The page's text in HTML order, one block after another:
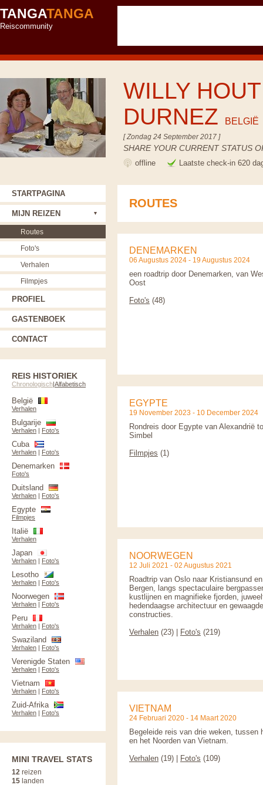
TANGATANGA
Reiscommunity
WILLY
DURNEZ
BELGIË
[ Zondag 24 September 2017 ]
SHARE YOUR CURRENT STATUS
offline Laatste check-in 620
ROUTES
DENEMARKEN
06 Augustus 2024 - 19 Augustus 2024
een roadtrip door Denemarken, van
Oost
Foto's (48)
EGYPTE
19 November 2023 - 10 December 2024
Rondreis door Egypte van Alexandrië
Simbel
Filmpjes (1)
NOORWEGEN
12 Juli 2021 - 02 Augustus 2021
Roadtrip van Oslo naar Kristiansund
Bergen, langs spectaculaire
kustlijnen en magnifieke fjorden,
hedendaagse architectuur en gewaagde
constructies.
Verhalen (23) | Foto's (219)
VIETNAM
24 Februari 2020 - 14 Maart 2020
Begeleide reis van drie weken, tussen
en het Noorden van Vietnam.
Verhalen (19) | Foto's (109)
STARTPAGINA
MIJN REIZEN
Routes
Foto's
Verhalen
Filmpjes
PROFIEL
GASTENBOEK
CONTACT
REIS HISTORIEK
Chronologisch|Alfabetisch
België
Verhalen
Bulgarije
Verhalen | Foto's
Cuba
Verhalen | Foto's
Denemarken
Foto's
Duitsland
Verhalen | Foto's
Egypte
Filmpjes
Italië
Verhalen
Japan
Verhalen | Foto's
Lesotho
Verhalen | Foto's
Noorwegen
Verhalen | Foto's
Peru
Verhalen | Foto's
Swaziland
Verhalen | Foto's
Verenigde Staten
Verhalen | Foto's
Vietnam
Verhalen | Foto's
Zuid-Afrika
Verhalen | Foto's
MINI TRAVEL STATS
12 reizen
15 landen